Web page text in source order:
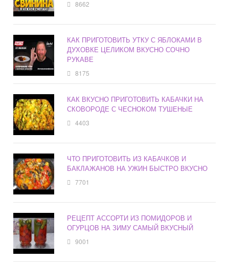
8662
КАК ПРИГОТОВИТЬ УТКУ С ЯБЛОКАМИ В
ДУХОВКЕ ЦЕЛИКОМ ВКУСНО СОЧНО
РУКАВЕ
8175
КАК ВКУСНО ПРИГОТОВИТЬ КАБАЧКИ НА
СКОВОРОДЕ С ЧЕСНОКОМ ТУШЕНЫЕ
4403
ЧТО ПРИГОТОВИТЬ ИЗ КАБАЧКОВ И
БАКЛАЖАНОВ НА УЖИН БЫСТРО ВКУСНО
7701
РЕЦЕПТ АССОРТИ ИЗ ПОМИДОРОВ И
ОГУРЦОВ НА ЗИМУ САМЫЙ ВКУСНЫЙ
9001